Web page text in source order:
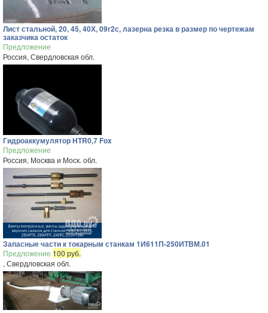
Лист стальной, 20, 45, 40Х, 09г2с, лазерна резка в размер по чертежам
заказчика остаток
Предложение
Россия, Свердловская обл.
Гидроаккумулятор HTR0,7 Fox
Предложение
Россия, Москва и Моск. обл.
Запасные части к токарным станкам 1И611П-250ИТВМ.01
Предложение 100 руб.
, Свердловская обл.